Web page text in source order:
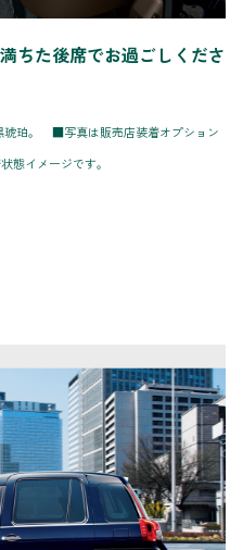
ちた後席でお過ごしくださ
琥珀。 ■写真は販売店装着オプション
態イメージです。